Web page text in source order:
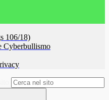
106/18)
Cyberbullismo